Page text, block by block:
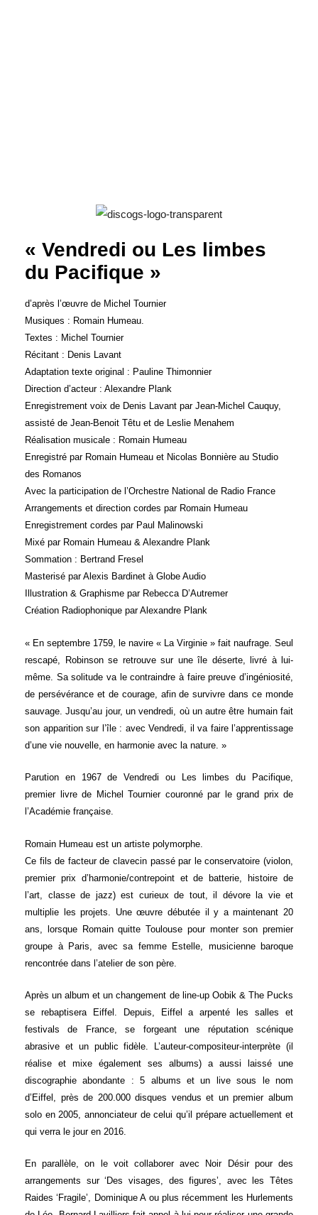
« Vendredi ou Les limbes
du Pacifique »
d’après l’œuvre de Michel Tournier
Musiques : Romain Humeau.
Textes : Michel Tournier
Récitant : Denis Lavant
Adaptation texte original : Pauline Thimonnier
Direction d’acteur : Alexandre Plank
Enregistrement voix de Denis Lavant par Jean-Michel Cauquy,
assisté de Jean-Benoit Têtu et de Leslie Menahem
Réalisation musicale : Romain Humeau
Enregistré par Romain Humeau et Nicolas Bonnière au Studio
des Romanos
Avec la participation de l’Orchestre National de Radio France
Arrangements et direction cordes par Romain Humeau
Enregistrement cordes par Paul Malinowski
Mixé par Romain Humeau & Alexandre Plank
Sommation : Bertrand Fresel
Masterisé par Alexis Bardinet à Globe Audio
Illustration & Graphisme par Rebecca D’Autremer
Création Radiophonique par Alexandre Plank
« En septembre 1759, le navire « La Virginie » fait naufrage. Seul
rescapé, Robinson se retrouve sur une île déserte, livré à lui-
même. Sa solitude va le contraindre à faire preuve d’ingéniosité,
de persévérance et de courage, afin de survivre dans ce monde
sauvage. Jusqu’au jour, un vendredi, où un autre être humain fait
son apparition sur l’île : avec Vendredi, il va faire l’apprentissage
d’une vie nouvelle, en harmonie avec la nature. »
Parution en 1967 de Vendredi ou Les limbes du Pacifique,
premier livre de Michel Tournier couronné par le grand prix de
l’Académie française.
Romain Humeau est un artiste polymorphe.
Ce fils de facteur de clavecin passé par le conservatoire (violon,
premier prix d’harmonie/contrepoint et de batterie, histoire de
l’art, classe de jazz) est curieux de tout, il dévore la vie et
multiplie les projets. Une œuvre débutée il y a maintenant 20
ans, lorsque Romain quitte Toulouse pour monter son premier
groupe à Paris, avec sa femme Estelle, musicienne baroque
rencontrée dans l’atelier de son père.
Après un album et un changement de line-up Oobik & The Pucks
se rebaptisera Eiffel. Depuis, Eiffel a arpenté les salles et
festivals de France, se forgeant une réputation scénique
abrasive et un public fidèle. L’auteur-compositeur-interprète (il
réalise et mixe également ses albums) a aussi laissé une
discographie abondante : 5 albums et un live sous le nom
d’Eiffel, près de 200.000 disques vendus et un premier album
solo en 2005, annonciateur de celui qu’il prépare actuellement et
qui verra le jour en 2016.
En parallèle, on le voit collaborer avec Noir Désir pour des
arrangements sur ‘Des visages, des figures’, avec les Têtes
Raides ‘Fragile’, Dominique A ou plus récemment les Hurlements